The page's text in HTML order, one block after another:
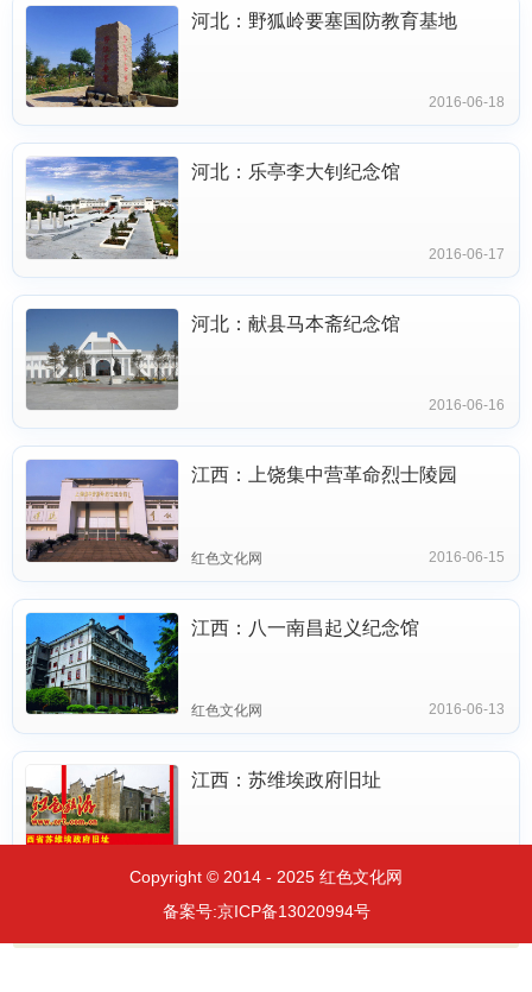
河北：野狐岭要塞国防教育基地
2016-06-18
河北：乐亭李大钊纪念馆
2016-06-17
河北：献县马本斋纪念馆
2016-06-16
江西：上饶集中营革命烈士陵园
红色文化网 2016-06-15
江西：八一南昌起义纪念馆
红色文化网 2016-06-13
江西：苏维埃政府旧址
查看更多
Copyright © 2014 - 2025 红色文化网
备案号:京ICP备13020994号